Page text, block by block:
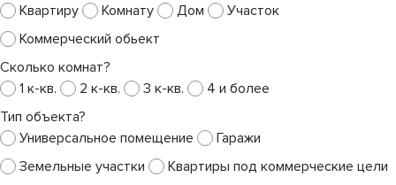
Квартиру
Комнату Дом
Участок
Коммерческий обьект
Сколько комнат?
1 к-кв.
2 к-кв. 3 к-кв.
4 и более
Тип объекта?
Универсальное помещение
Гаражи
Земельные участки
Квартиры под коммерческие цели